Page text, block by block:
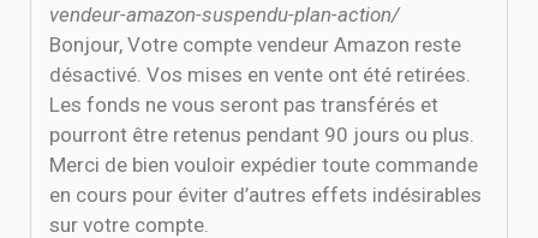
vendeur-amazon-suspendu-plan-action/
Bonjour, Votre compte vendeur Amazon reste
désactivé. Vos mises en vente ont été retirées.
Les fonds ne vous seront pas transférés et
pourront être retenus pendant 90 jours ou plus.
Merci de bien vouloir expédier toute commande
en cours pour éviter d’autres effets indésirables
sur votre compte.